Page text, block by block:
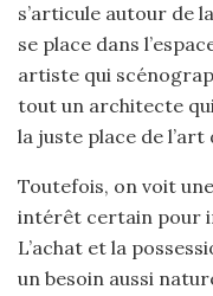
s’articule autour de
se place dans
artiste qui
tout un architecte
la juste place de
Toutefois, on voit
intérêt certain pour
L’achat et la
un besoin aussi